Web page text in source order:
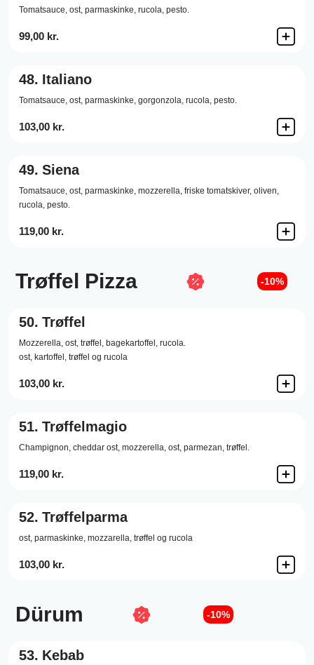
Tomatsauce, ost, parmaskinke, rucola, pesto.
99,00 kr.
48. Italiano
Tomatsauce, ost, parmaskinke, gorgonzola, rucola, pesto.
103,00 kr.
49. Siena
Tomatsauce, ost, parmaskinke, mozzerella, friske tomatskiver, oliven,
rucola, pesto.
119,00 kr.
Trøffel Pizza -10%
50. Trøffel
Mozzerella, ost, trøffel, bagekartoffel, rucola.
ost, kartoffel, trøffel og rucola
103,00 kr.
51. Trøffelmagio
Champignon, cheddar ost, mozzerella, ost, parmezan, trøffel.
119,00 kr.
52. Trøffelparma
ost, parmaskinke, mozzarella, trøffel og rucola
103,00 kr.
Dürum -10%
53. Kebab